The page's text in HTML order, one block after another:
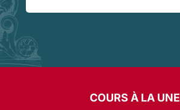
COURS À LA UNE